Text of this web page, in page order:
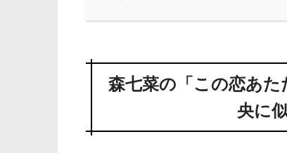
森七菜の「この恋あ
央に